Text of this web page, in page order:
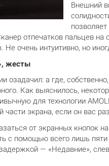
Внешний
отпечатков пальцев
очень интуитивно, но
жесты
а где,
Как выяснилось,
для технологии
части экрана, если он вас
от экранных кнопок
с помощью всего лишь
— «Недавние»,